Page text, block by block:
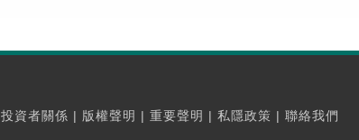
投資者關係 | 版權聲明 | 重要聲明 | 私隱政策 | 聯絡我們